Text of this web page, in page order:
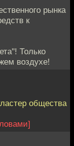
рынка
к
Только
воздухе!
общества